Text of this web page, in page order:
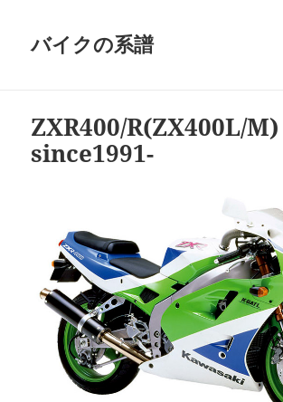
バイクの系譜
ZXR400/R(ZX400L/M)
since1991-